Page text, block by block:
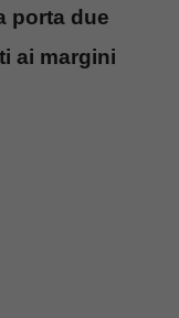
porta due
ai margini